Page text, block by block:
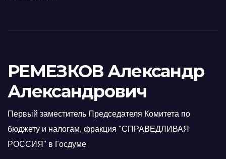
РЕМЕЗКОВ Александр
Александрович
Первый заместитель Председателя Комитета по
бюджету и налогам, фракция "СПРАВЕДЛИВАЯ
РОССИЯ" в Госдуме